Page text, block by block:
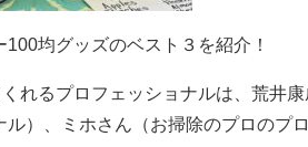
均グッズのベスト３を紹介！
れるプロフェッショナルは、荒井
）、ミホさん（お掃除のプロのプ